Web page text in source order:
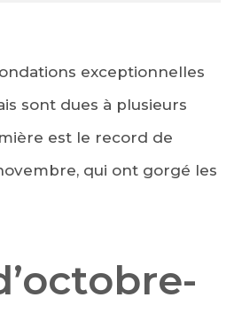
exceptionnelles
sont dues à plusieurs
est le record de
qui ont gorgé les